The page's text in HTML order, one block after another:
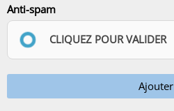
Anti-spam
CLIQUEZ POUR VALIDER
Ajouter